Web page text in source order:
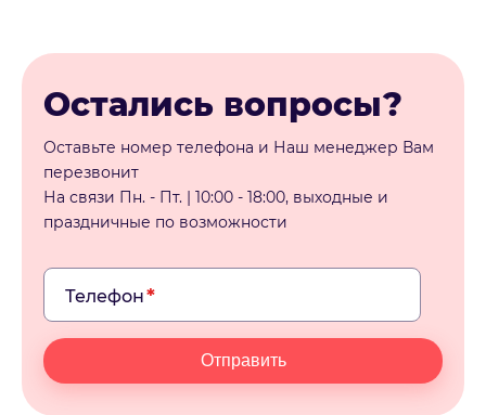
Остались вопросы?
Оставьте номер телефона и Наш менеджер Вам
перезвонит
На связи Пн. - Пт. | 10:00 - 18:00, выходные и
праздничные по возможности
Телефон
Отправить